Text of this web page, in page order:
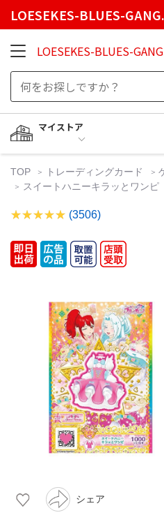
LOESEKES-BLUES-
LOESEKES-BLUES-
マイストア
TOP トレーディングカード
スイートハニーキラッとワンピ
(3506)
シェア